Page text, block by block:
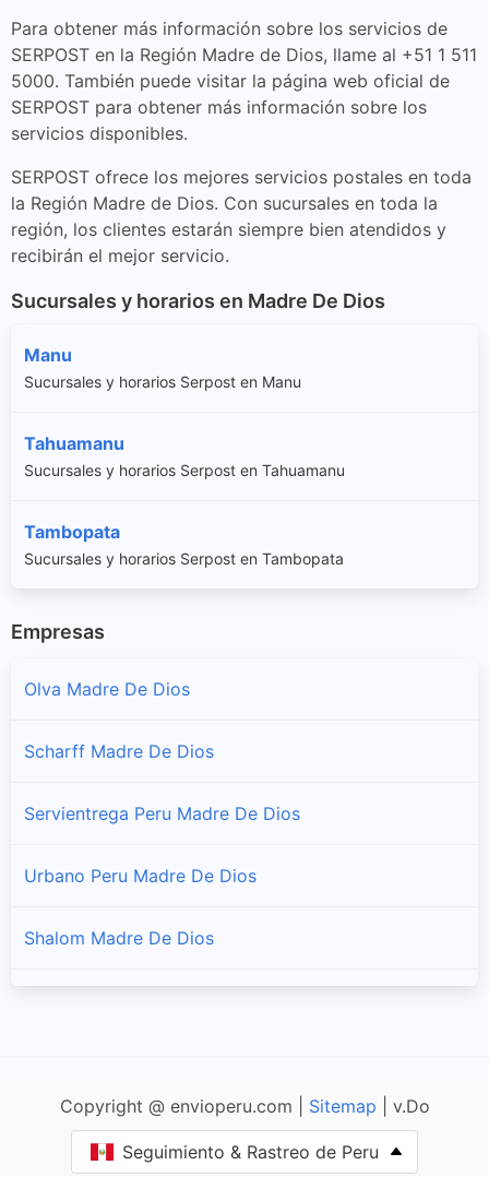
Para obtener más información sobre los servicios de
SERPOST en la Región Madre de Dios, llame al +51 1 511
5000. También puede visitar la página web oficial de
SERPOST para obtener más información sobre los
servicios disponibles.
SERPOST ofrece los mejores servicios postales en toda
la Región Madre de Dios. Con sucursales en toda la
región, los clientes estarán siempre bien atendidos y
recibirán el mejor servicio.
Sucursales y horarios en Madre De Dios
Manu
Sucursales y horarios Serpost en Manu
Tahuamanu
Sucursales y horarios Serpost en Tahuamanu
Tambopata
Sucursales y horarios Serpost en Tambopata
Empresas
Olva Madre De Dios
Scharff Madre De Dios
Servientrega Peru Madre De Dios
Urbano Peru Madre De Dios
Shalom Madre De Dios
FedEx Peru Madre De Dios
Copyright @ envioperu.com | Sitemap | v.Do
Seguimiento & Rastreo de Peru